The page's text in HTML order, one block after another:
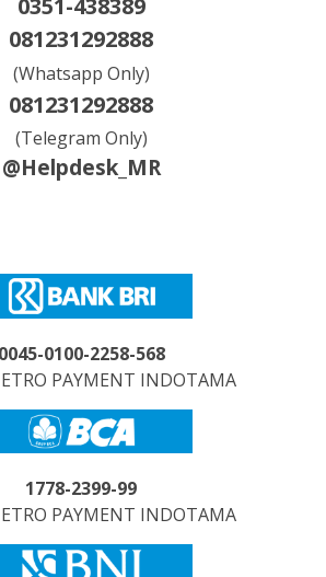
0351-438389
081231292888
(Whatsapp Only)
081231292888
(Telegram Only)
@Helpdesk_MR
0045-0100-2258-568
PAYMENT INDOTAMA
1778-2399-99
PAYMENT INDOTAMA